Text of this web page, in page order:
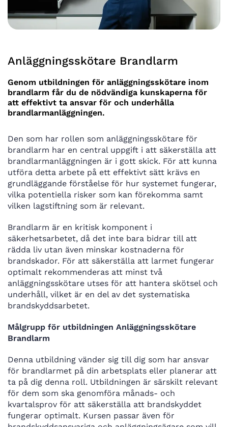
Anläggningsskötare Brandlarm
Genom utbildningen för anläggningsskötare inom
brandlarm får du de nödvändiga kunskaperna för
att effektivt ta ansvar för och underhålla
brandlarmanläggningen.
Den som har rollen som anläggningsskötare för
brandlarm har en central uppgift i att säkerställa att
brandlarmanläggningen är i gott skick. För att kunna
utföra detta arbete på ett effektivt sätt krävs en
grundläggande förståelse för hur systemet fungerar,
vilka potentiella risker som kan förekomma samt
vilken lagstiftning som är relevant.
Brandlarm är en kritisk komponent i
säkerhetsarbetet, då det inte bara bidrar till att
rädda liv utan även minskar kostnaderna för
brandskador. För att säkerställa att larmet fungerar
optimalt rekommenderas att minst två
anläggningsskötare utses för att hantera skötsel och
underhåll, vilket är en del av det systematiska
brandskyddsarbetet.
Målgrupp för utbildningen Anläggningsskötare
Brandlarm
Denna utbildning vänder sig till dig som har ansvar
för brandlarmet på din arbetsplats eller planerar att
ta på dig denna roll. Utbildningen är särskilt relevant
för dem som ska genomföra månads- och
kvartalsprov för att säkerställa att brandskyddet
fungerar optimalt. Kursen passar även för